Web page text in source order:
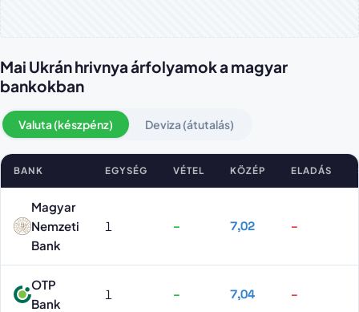
Mai Ukrán hrivnya árfolyamok a magyar
bankokban
Valuta (készpénz) Deviza (átutalás)
BANK EGYSÉG VÉTEL KÖZÉP ELADÁS
Magyar
Nemzeti
Bank
1 – 7,02 –
OTP
Bank
1 – 7,04 –